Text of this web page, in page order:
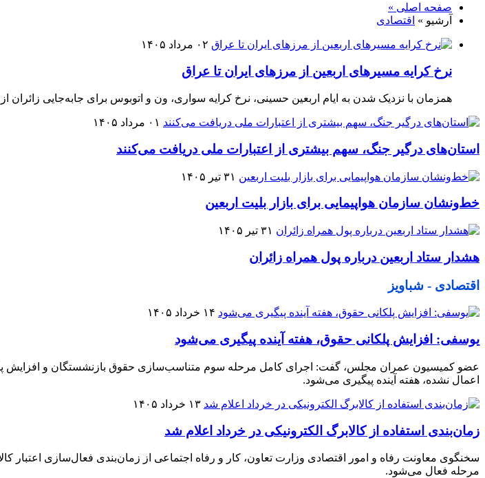
صفحه اصلی »
آرشیو » اقتصادی
۰۲ مرداد ۱۴۰۵
نرخ کرایه مسیرهای اربعین از مرزهای ایران تا عراق
همزمان با نزدیک شدن به ایام اربعین حسینی، نرخ کرایه سواری، ون و اتوبوس برای جابه‌جایی
۰۱ مرداد ۱۴۰۵
استان‌های درگیر جنگ، سهم بیشتری از اعتبارات ملی دریافت می‌کنند
۳۱ تیر ۱۴۰۵
خط‌ونشان سازمان هواپیمایی برای بازار بلیت اربعین
۳۱ تیر ۱۴۰۵
هشدار ستاد اربعین درباره پول همراه زائران
اقتصادی - شباویز
۱۴ خرداد ۱۴۰۵
یوسفی: افزایش پلکانی حقوق، هفته آینده پیگیری می‌شود
اعمال نشده، هفته آینده پیگیری می‌شود.
۱۳ خرداد ۱۴۰۵
زمان‌بندی استفاده از کالابرگ الکترونیکی در خرداد اعلام شد
سخنگوی معاونت رفاه و امور اقتصادی وزارت تعاون، کار و رفاه اجتماعی از زمان‌بندی فعال‌سازی اعتبار
مرحله فعال می‌شود.